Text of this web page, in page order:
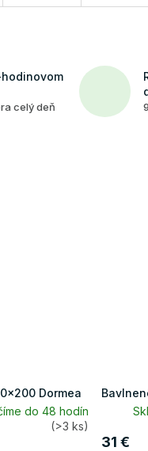
celý deň
Dormea
do 48 hodín
(>3 ks)
31 €